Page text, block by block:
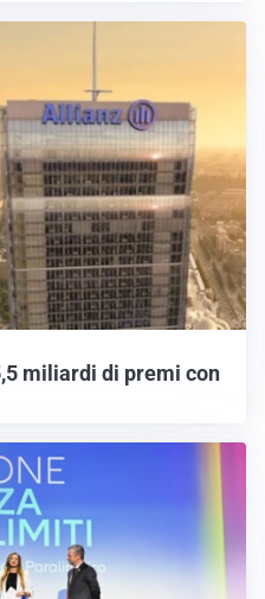
miliardi di premi con